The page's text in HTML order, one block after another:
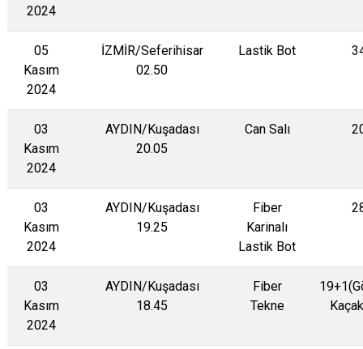
2024
05
Kasım
2024
İZMİR/Seferihisar
02.50
Lastik Bot
03
Kasım
2024
AYDIN/Kuşadası
20.05
Can Salı
03
Kasım
2024
AYDIN/Kuşadası
19.25
Fiber
Karinalı
Lastik Bot
03
Kasım
2024
AYDIN/Kuşadası
18.45
Fiber
Tekne